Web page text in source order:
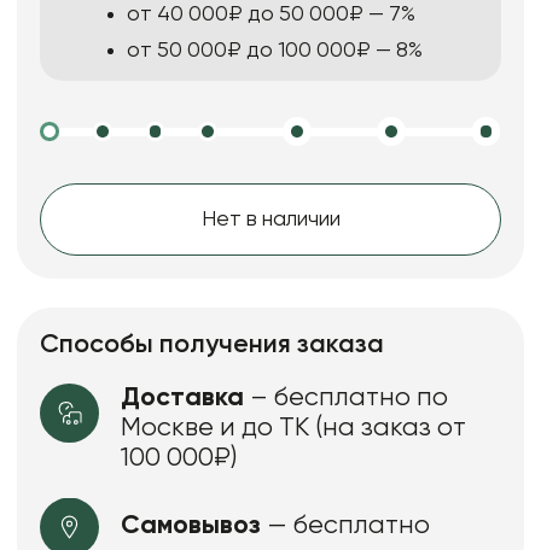
от 40 000₽ до 50 000₽ — 7%
от 50 000₽ до 100 000₽ — 8%
Нет в наличии
Способы получения заказа
Доставка – бесплатно по
Москве и до ТК (на заказ от
100 000₽)
Самовывоз — бесплатно